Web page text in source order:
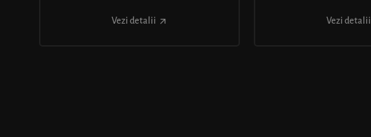
Vezi detalii Vezi detalii